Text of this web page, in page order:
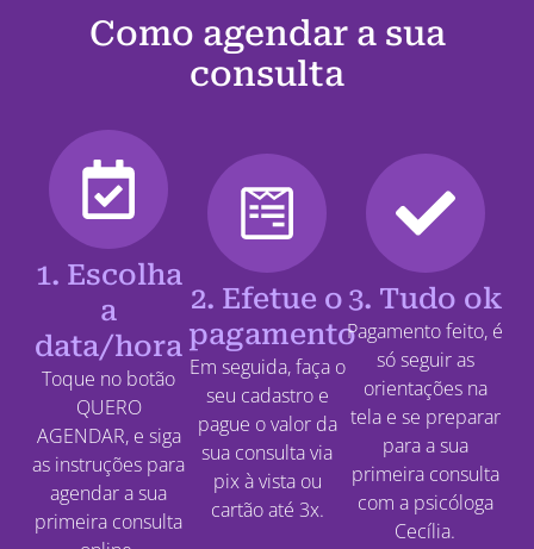
Como agendar a sua
consulta
1. Escolha
a
data/hora
Toque no botão
QUERO
AGENDAR, e siga
as instruções para
agendar a sua
primeira consulta
2. Efetue o
pagamento
Em seguida, faça o
seu cadastro e
pague o valor da
sua consulta via
pix à vista ou
cartão até 3x.
3. Tudo ok
Pagamento feito, é
só seguir as
orientações na
tela e se preparar
para a sua
primeira consulta
com a psicóloga
Cecília.